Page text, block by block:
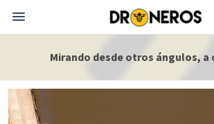
Mirando desde otros ángulos,